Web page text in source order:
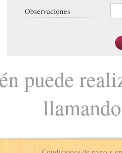
Observaciones
puede